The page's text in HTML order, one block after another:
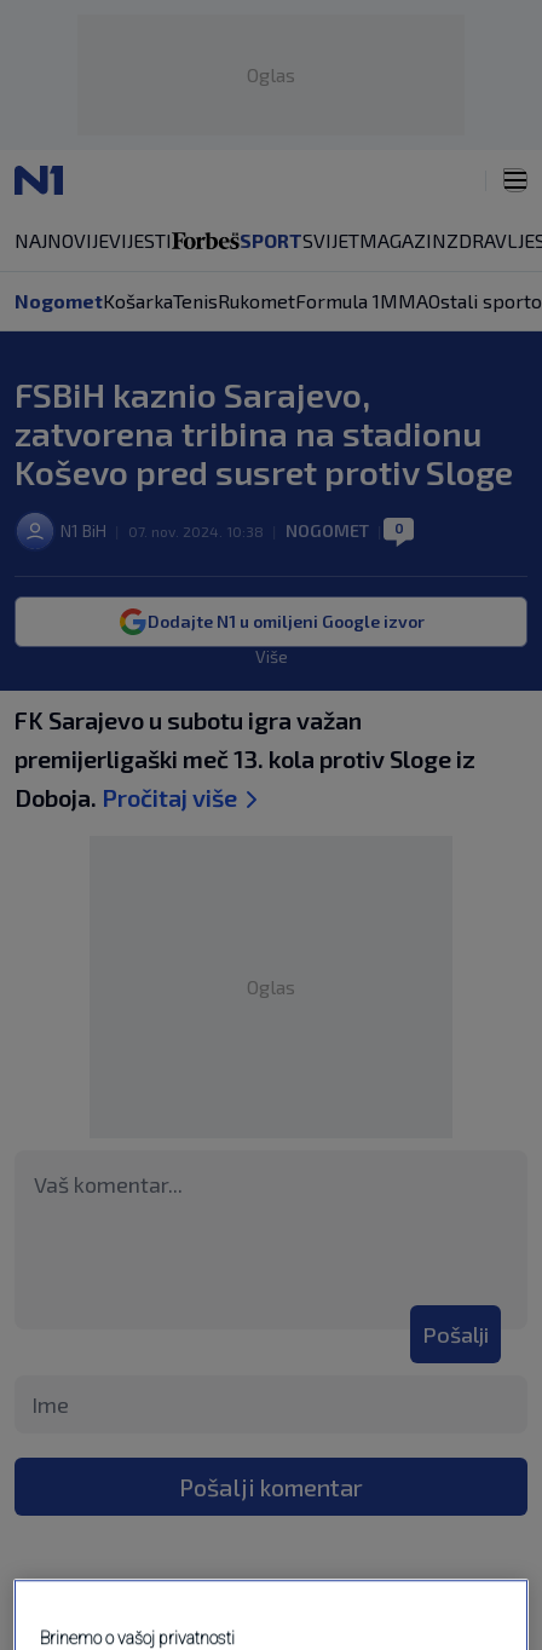
Oglas
NAJNOVIJEVIJESTI SPORTSVIJETMAGAZINZDRAVLJE
NogometKošarkaTenisRukometFormula 1MMAOstali
FSBiH kaznio Sarajevo,
zatvorena tribina na stadionu
Koševo pred susret protiv Sloge
N1 BiH 07. nov. 2024. 10:38 NOGOMET 0
Dodajte N1 u omiljeni Google izvor
Više
FK Sarajevo u subotu igra važan
premijerligaški meč 13. kola protiv Sloge iz
Doboja. Pročitaj više
Oglas
Pošalji
Pošalji komentar
Brinemo o vašoj privatnosti